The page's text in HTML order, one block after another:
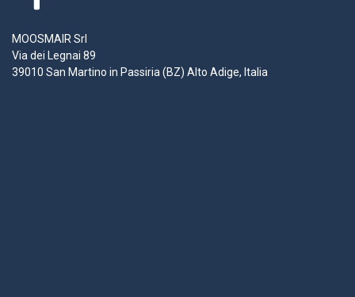
MOOSMAIR Srl
Via dei Legnai 89
39010 San Martino in Passiria (BZ) Alto Adige, Italia